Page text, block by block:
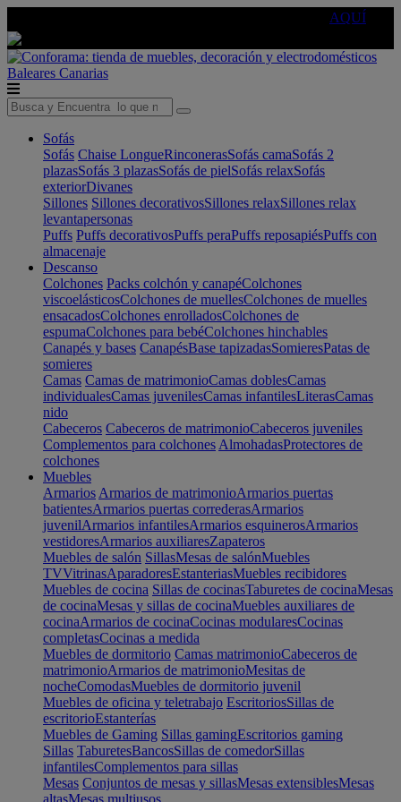
AQUÍ
Baleares Canarias
Sofás
Sofás Chaise LongueRinconerasSofás camaSofás 2
plazasSofás 3 plazasSofás de pielSofás relaxSofás
exteriorDivanes
Sillones Sillones decorativosSillones relaxSillones relax
levantapersonas
Puffs Puffs decorativosPuffs peraPuffs reposapiésPuffs con
almacenaje
Descanso
Colchones Packs colchón y canapéColchones
viscoelásticosColchones de muellesColchones de muelles
ensacadosColchones enrolladosColchones de
espumaColchones para bebéColchones hinchables
Canapés y bases CanapésBase tapizadasSomieresPatas de
somieres
Camas Camas de matrimonioCamas doblesCamas
individualesCamas juvenilesCamas infantilesLiterasCamas
nido
Cabeceros Cabeceros de matrimonioCabeceros juveniles
Complementos para colchones AlmohadasProtectores de
colchones
Muebles
Armarios Armarios de matrimonioArmarios puertas
batientesArmarios puertas correderasArmarios
juvenilArmarios infantilesArmarios esquinerosArmarios
vestidoresArmarios auxiliaresZapateros
Muebles de salón SillasMesas de salónMuebles
TVVitrinasAparadoresEstanteriasMuebles recibidores
Muebles de cocina Sillas de cocinasTaburetes de cocinaMesas
de cocinaMesas y sillas de cocinaMuebles auxiliares de
cocinaArmarios de cocinaCocinas modularesCocinas
completasCocinas a medida
Muebles de dormitorio Camas matrimonioCabeceros de
matrimonioArmarios de matrimonioMesitas de
nocheComodasMuebles de dormitorio juvenil
Muebles de oficina y teletrabajo EscritoriosSillas de
escritorioEstanterías
Muebles de Gaming Sillas gamingEscritorios gaming
Sillas TaburetesBancosSillas de comedorSillas
infantilesComplementos para sillas
Mesas Conjuntos de mesas y sillasMesas extensiblesMesas
altasMesas multiusos